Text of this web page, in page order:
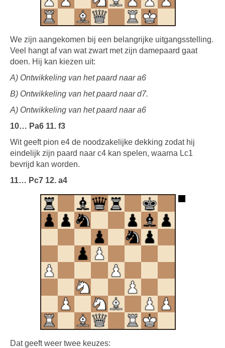
We zijn aangekomen bij een belangrijke uitgangsstelling.
Veel hangt af van wat zwart met zijn damepaard gaat
doen. Hij kan kiezen uit:
A) Ontwikkeling van het paard naar a6
B) Ontwikkeling van het paard naar d7.
A) Ontwikkeling van het paard naar a6
10… Pa6 11. f3
Wit geeft pion e4 de noodzakelijke dekking zodat hij
eindelijk zijn paard naar c4 kan spelen, waarna Lc1
bevrijd kan worden.
11… Pc7 12. a4
Dat geeft weer twee keuzes: